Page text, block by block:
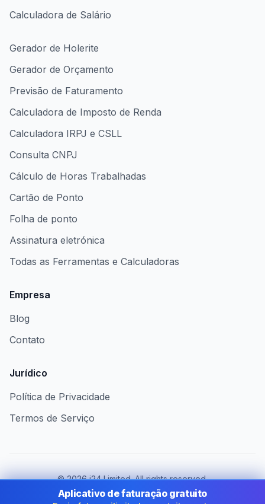
Calculadora de Salário
Gerador de Holerite
Gerador de Orçamento
Previsão de Faturamento
Calculadora de Imposto de Renda
Calculadora IRPJ e CSLL
Consulta CNPJ
Cálculo de Horas Trabalhadas
Cartão de Ponto
Folha de ponto
Assinatura eletrónica
Todas as Ferramentas e Calculadoras
Empresa
Blog
Contato
Jurídico
Política de Privacidade
Termos de Serviço
©2026i24 Limited. All rights reserved.
Atendendo empresas no Brazil
Aplicativo de faturação gratuito